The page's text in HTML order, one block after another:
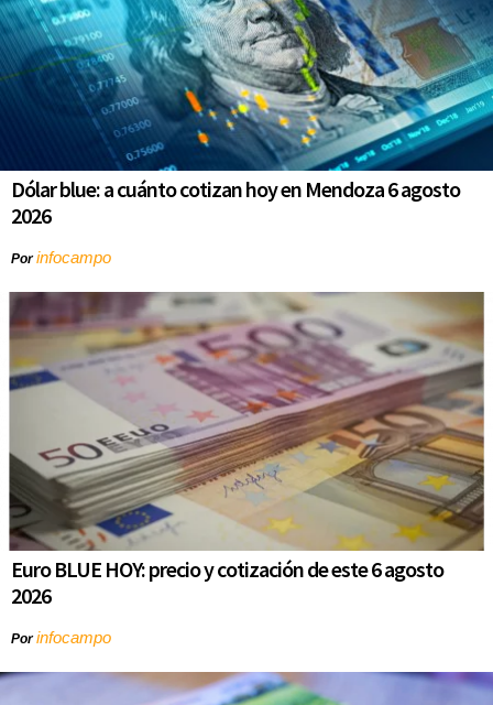
Dólar blue: a cuánto cotizan hoy en Mendoza 6 agosto
2026
Porinfocampo
Euro BLUE HOY: precio y cotización de este 6 agosto
2026
Porinfocampo